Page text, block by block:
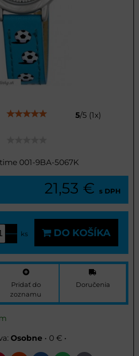
5/5 (1x)
001-9BA-5067K
21,53 € s DPH
ks DO KOŠÍKA
Pridať do
zoznamu
Doručenia
Osobne • 0 € •